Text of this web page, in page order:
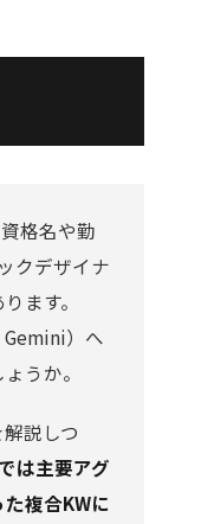
格名や勤
クデザイナ
ます。
Gemini）へ
うか。
説しつ
は主要アグ
複合KWに